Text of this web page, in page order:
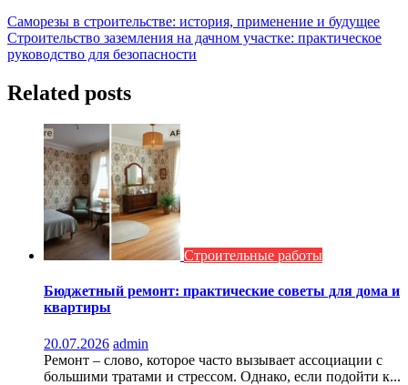
Навигация
по
Саморезы в строительстве: история, применение и будущее
Строительство заземления на дачном участке: практическое
руководство для безопасности
Related posts
Строительные работы
Бюджетный ремонт: практические советы для дома и
квартиры
20.07.2026 admin
Ремонт – слово, которое часто вызывает ассоциации с
большими тратами и стрессом. Однако, если подойти к...